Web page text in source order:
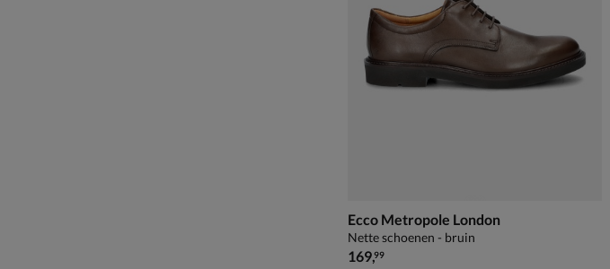
Ecco Metropole London
Nette schoenen - bruin
€ 169,99
169,99